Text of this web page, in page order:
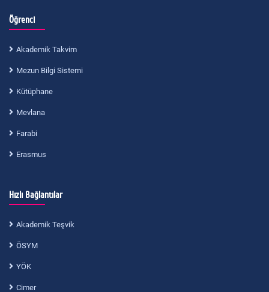
Öğrenci
Akademik Takvim
Mezun Bilgi Sistemi
Kütüphane
Mevlana
Farabi
Erasmus
Hızlı Bağlantılar
Akademik Teşvik
ÖSYM
YÖK
Cimer